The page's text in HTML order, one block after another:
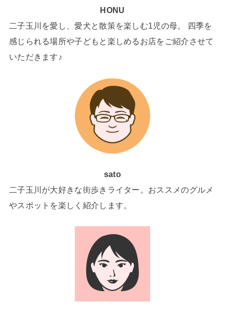
HONU
二子玉川を愛し、愛犬と散策を楽しむ1児の母。 四季を
感じられる場所や子どもと楽しめるお店をご紹介させて
いただきます♪
sato
二子玉川が大好きな街歩きライター。おススメのグルメ
やスポットを楽しく紹介します。